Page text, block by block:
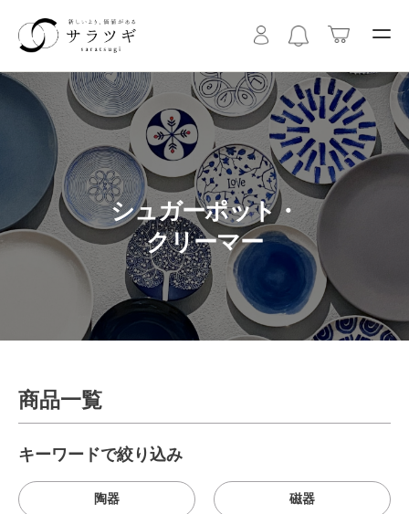
シュガーポット・
クリーマー
商品一覧
キーワードで絞り込み
陶器 磁器